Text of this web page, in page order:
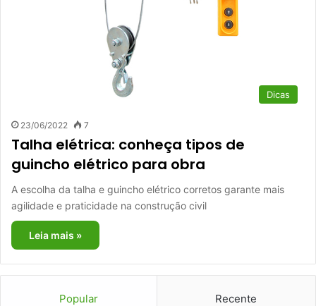
Dicas
23/06/2022 7
Talha elétrica: conheça tipos de
guincho elétrico para obra
A escolha da talha e guincho elétrico corretos garante mais
agilidade e praticidade na construção civil
Leia mais »
Popular Recente